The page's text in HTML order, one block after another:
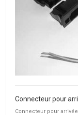
Connecteur pour
Connecteur pour